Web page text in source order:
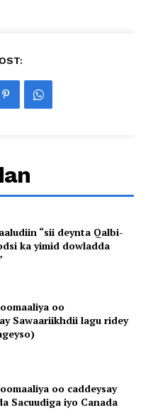
“sii deynta Qalbi-
ka yimid dowladda
oo
Sawaariikhdii lagu ridey
oo caddeysay
Sacuudiga iyo Canada